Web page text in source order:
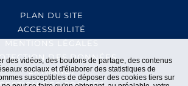
des vidéos, des boutons de partage, des contenus
sociaux et d'élaborer des statistiques de
susceptibles de déposer des cookies tiers sur
PLAN DU SITE
ACCESSIBILITÉ
MENTIONS LÉGALES
DES DONNÉES
EXTRANET